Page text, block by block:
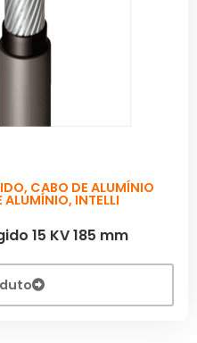
, CABO DE ALUMÍNIO
ALUMÍNIO, INTELLI
15 KV 185 mm